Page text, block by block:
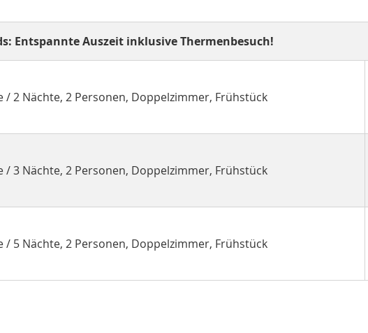
Entspannte Auszeit inklusive Thermenbesuch!
/ 2 Nächte, 2 Personen, Doppelzimmer, Frühstück
/ 3 Nächte, 2 Personen, Doppelzimmer, Frühstück
/ 5 Nächte, 2 Personen, Doppelzimmer, Frühstück